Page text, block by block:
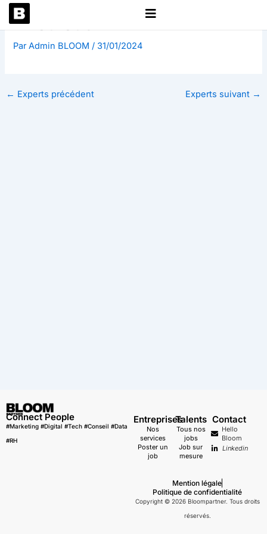
Aller
au Khouloud
ParAdmin BLOOM/ 31/01/2024
← Experts précédent Experts suivant →
Connect People
#Marketing #Digital #Tech #Conseil #Data
#RH
Entreprises
Nos
services
Poster un
job
Talents
Tous nos
jobs
Job sur
mesure
Contact
Hello
Bloom
Linkedin
Mention légale
Politique de confidentialité
Copyright © 2026 Bloompartner. Tous droits
réservés.